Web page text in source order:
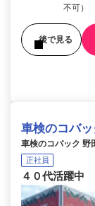
不可）
後で見る
車検のコバ
車検のコバック
正社員
４０代活躍中